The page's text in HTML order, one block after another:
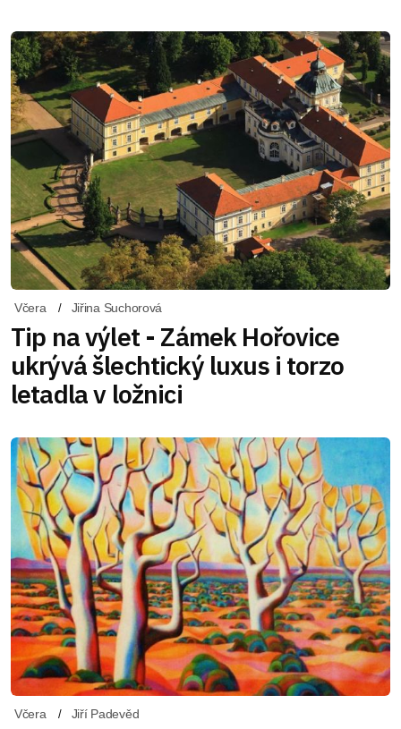
Včera Jiřina Suchorová
Tip na výlet - Zámek Hořovice
ukrývá šlechtický luxus i torzo
letadla v ložnici
Včera Jiří Padevěd